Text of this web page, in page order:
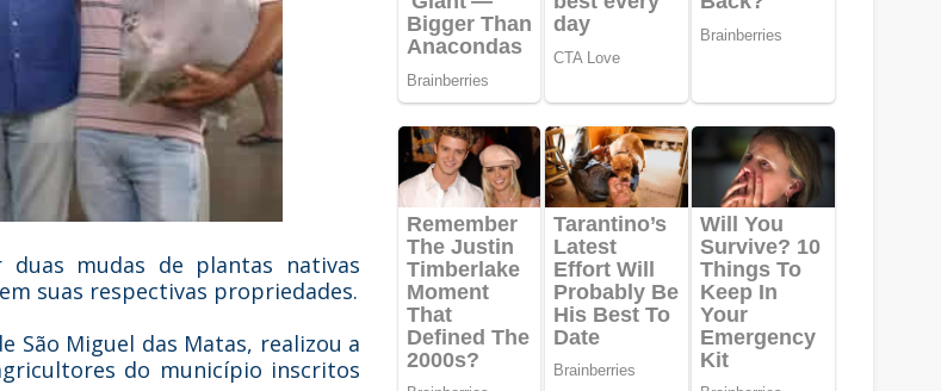
mudas de plantas nativas
suas respectivas propriedades.
São Miguel das Matas, realizou a
do município inscritos